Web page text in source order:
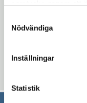
"Visa detaljer" kan du
hur vi och våra
Nödvändiga
Inställningar
Statistik
15. Anmälan av
Uppdaterad: 2016-12-12